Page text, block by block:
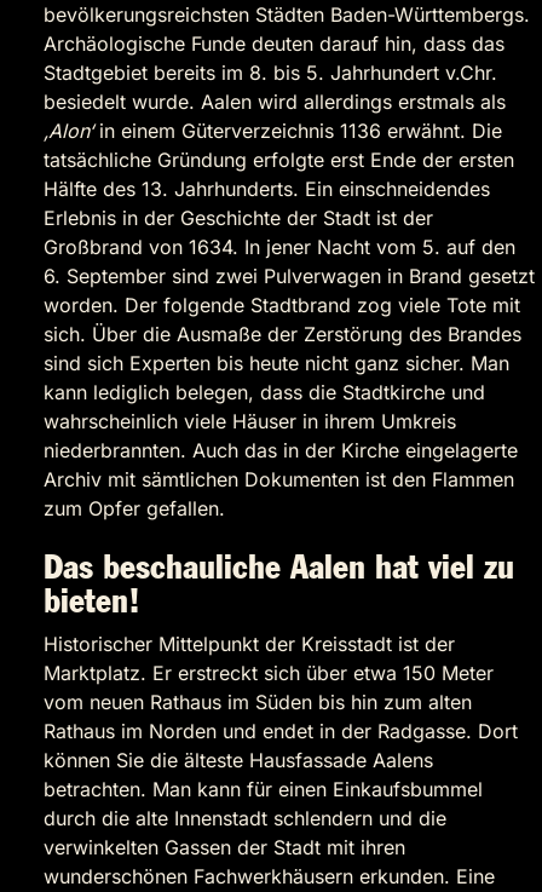
bevölkerungsreichsten Städten Baden-Württembergs.
Archäologische Funde deuten darauf hin, dass das
Stadtgebiet bereits im 8. bis 5. Jahrhundert v.Chr.
besiedelt wurde. Aalen wird allerdings erstmals als
‚Alon‘in einem Güterverzeichnis 1136 erwähnt. Die
tatsächliche Gründung erfolgte erst Ende der ersten
Hälfte des 13. Jahrhunderts. Ein einschneidendes
Erlebnis in der Geschichte der Stadt ist der
Großbrand von 1634. In jener Nacht vom 5. auf den
6. September sind zwei Pulverwagen in Brand gesetzt
worden. Der folgende Stadtbrand zog viele Tote mit
sich. Über die Ausmaße der Zerstörung des Brandes
sind sich Experten bis heute nicht ganz sicher. Man
kann lediglich belegen, dass die Stadtkirche und
wahrscheinlich viele Häuser in ihrem Umkreis
niederbrannten. Auch das in der Kirche eingelagerte
Archiv mit sämtlichen Dokumenten ist den Flammen
zum Opfer gefallen.
Das beschauliche Aalen hat viel zu
bieten!
Historischer Mittelpunkt der Kreisstadt ist der
Marktplatz. Er erstreckt sich über etwa 150 Meter
vom neuen Rathaus im Süden bis hin zum alten
Rathaus im Norden und endet in der Radgasse. Dort
können Sie die älteste Hausfassade Aalens
betrachten. Man kann für einen Einkaufsbummel
durch die alte Innenstadt schlendern und die
verwinkelten Gassen der Stadt mit ihren
wunderschönen Fachwerkhäusern erkunden. Eine